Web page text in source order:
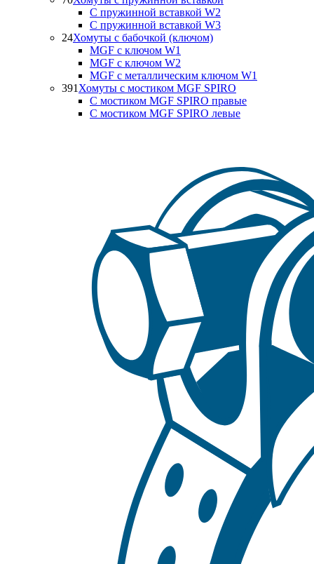
С пружинной вставкой W2
С пружинной вставкой W3
24Хомуты с бабочкой (ключом)
MGF с ключом W1
MGF с ключом W2
MGF с металлическим ключом W1
391 Хомуты с мостиком MGF SPIRO
С мостиком MGF SPIRO правые
С мостиком MGF SPIRO левые